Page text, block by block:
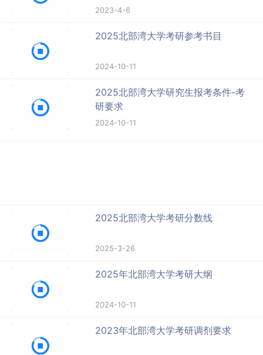
2023-4-6
2025北部湾大学考研参考书目
2024-10-11
2025北部湾大学研究生报考条件-考
研要求
2024-10-11
2025北部湾大学考研分数线
2025-3-26
2025年北部湾大学考研大纲
2024-10-11
2023年北部湾大学考研调剂要求